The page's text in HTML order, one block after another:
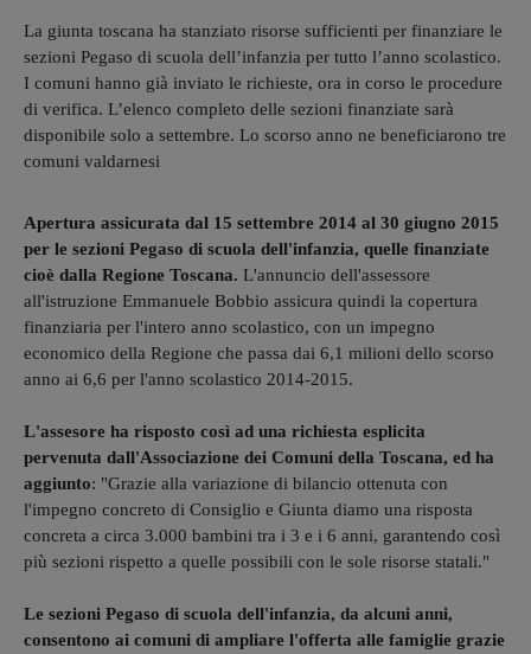
La giunta toscana ha stanziato risorse sufficienti per finanziare le
sezioni Pegaso di scuola dell’infanzia per tutto l’anno scolastico.
I comuni hanno già inviato le richieste, ora in corso le procedure
di verifica. L’elenco completo delle sezioni finanziate sarà
disponibile solo a settembre. Lo scorso anno ne beneficiarono tre
comuni valdarnesi
Apertura assicurata dal 15 settembre 2014 al 30 giugno 2015
per le sezioni Pegaso di scuola dell'infanzia, quelle finanziate
cioè dalla Regione Toscana. L'annuncio dell'assessore
all'istruzione Emmanuele Bobbio assicura quindi la copertura
finanziaria per l'intero anno scolastico, con un impegno
economico della Regione che passa dai 6,1 milioni dello scorso
anno ai 6,6 per l'anno scolastico 2014-2015.
L'assesore ha risposto così ad una richiesta esplicita
pervenuta dall'Associazione dei Comuni della Toscana, ed ha
aggiunto: "Grazie alla variazione di bilancio ottenuta con
l'impegno concreto di Consiglio e Giunta diamo una risposta
concreta a circa 3.000 bambini tra i 3 e i 6 anni, garantendo così
più sezioni rispetto a quelle possibili con le sole risorse statali."
Le sezioni Pegaso di scuola dell'infanzia, da alcuni anni,
consentono ai comuni di ampliare l'offerta alle famiglie grazie